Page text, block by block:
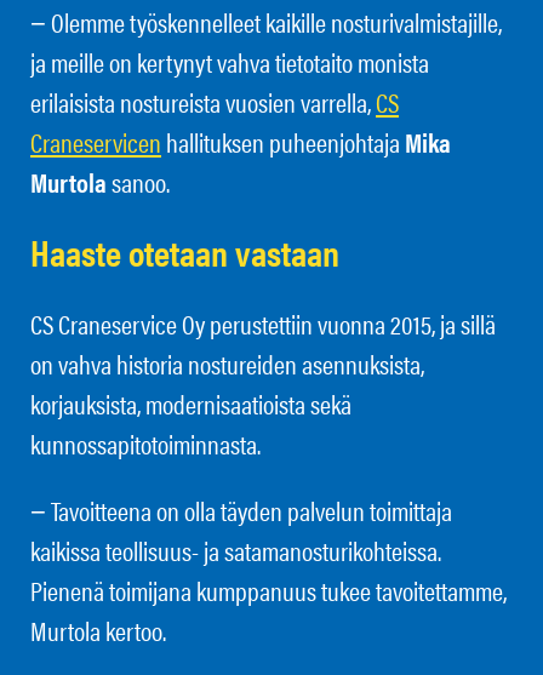
− Olemme työskennelleet kaikille nosturivalmistajille,
ja meille on kertynyt vahva tietotaito monista
erilaisista nostureista vuosien varrella,CS
Craneservicenhallituksen puheenjohtajaMika
Murtolasanoo.
Haaste otetaan vastaan
CS Craneservice Oy perustettiin vuonna 2015, ja sillä
on vahva historia nostureiden asennuksista,
korjauksista, modernisaatioista sekä
kunnossapitotoiminnasta.
− Tavoitteena on olla täyden palvelun toimittaja
kaikissa teollisuus- ja satamanosturikohteissa.
Pienenä toimijana kumppanuus tukee tavoitettamme,
Murtola kertoo.